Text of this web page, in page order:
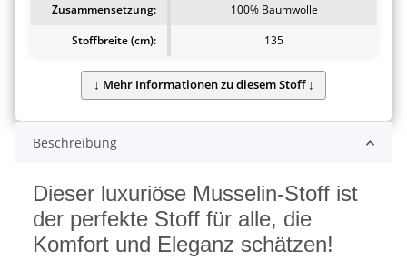
Zusammensetzung:
100% Baumwolle
Stoffbreite (cm):
135
Beschreibung
Dieser luxuriöse Musselin-Stoff ist
der perfekte Stoff für alle, die
Komfort und Eleganz schätzen!